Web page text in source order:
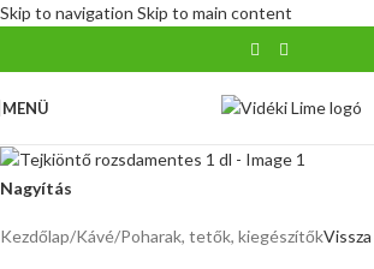
Skip to navigation Skip to main content
MENÜ
Nagyítás
Kezdőlap/Kávé/Poharak, tetők, kiegészítők